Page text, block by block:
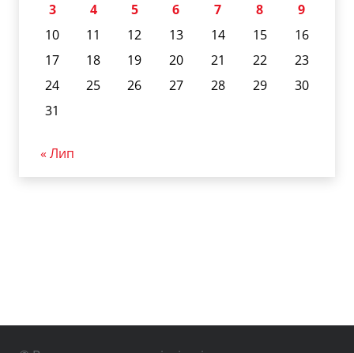
3
4 5 6 7 8
9
10
11 12 13 14 15
16
17
18 19 20 21 22
23
24
25 26 27 28 29
30
31
« Лип